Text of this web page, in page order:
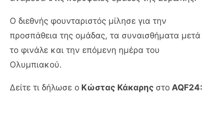
Ο διεθνής φουνταριστός μίλησε για την
προσπάθεια της ομάδας, τα συναισθήματα μετά
το φινάλε και την επόμενη ημέρα του
Ολυμπιακού.
Δείτε τι δήλωσε ο Κώστας Κάκαρης στο AQF24: